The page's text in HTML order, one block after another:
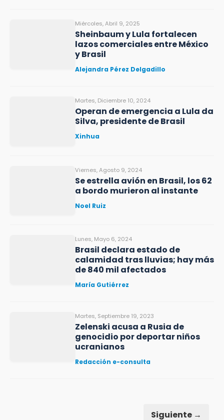
Miércoles, Abril 9, 2025
Sheinbaum y Lula fortalecen
lazos comerciales entre México
y Brasil
Alejandra Pérez Delgadillo
Martes, Diciembre 10, 2024
Operan de emergencia a Lula da
Silva, presidente de Brasil
Xinhua
Viernes, Agosto 9, 2024
Se estrella avión en Brasil, los 62
a bordo murieron al instante
Noel Ruiz
Lunes, Mayo 6, 2024
Brasil declara estado de
calamidad tras lluvias; hay más
de 840 mil afectados
María Gutiérrez
Martes, Septiembre 19, 2023
Zelenski acusa a Rusia de
genocidio por deportar niños
ucranianos
Redacción e-consulta
Siguiente →